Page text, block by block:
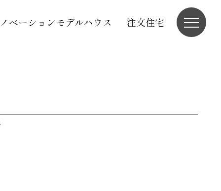
ベーションモデルハウス 注文住宅